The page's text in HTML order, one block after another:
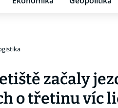
začaly
o třetinu víc